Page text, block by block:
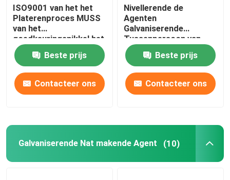
ISO9001 van het het
Platerenproces MUSS
van het
goedkeuringsnikkel het
de Nivellerende Agent
en Poetsmiddel
Beste prijs
Contacteer ons
Nivellerende de
Agenten
Galvaniserende
Tussenpersoon van
GISS voor Zure Koper
Gele Vloeistof
Beste prijs
Contacteer ons
Galvaniserende Nat makende Agent (10)